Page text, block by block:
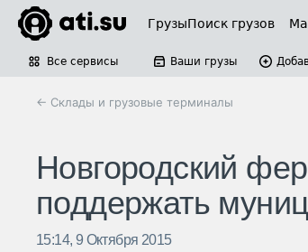
ГрузыПоиск грузов
Все сервисы Ваши грузы
← Склады и грузовые терминалы
Новгородский
поддержать
15:14, 9 Октября 2015